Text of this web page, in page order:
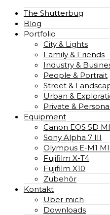
The Shutterbug
Blog
Portfolio
City & Lights
Family & Friends
Industry &
People & Portrait
Street &
Urban &
Private &
Equipment
Canon EOS 5D
Sony Alpha 7 III
Olympus E-M1
Fujifilm X-T4
Fujifilm X10
Zubehör
Kontakt
Über mich
Downloads